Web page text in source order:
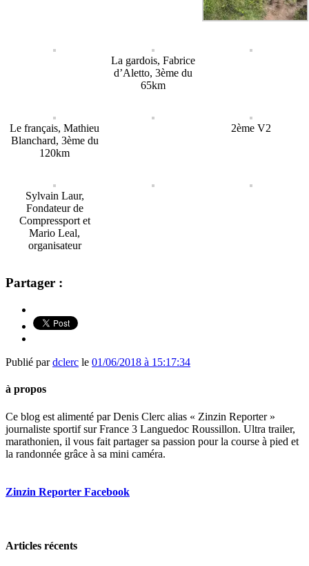
La gardois, Fabrice
d’Aletto, 3ème du
65km
Le français, Mathieu
Blanchard, 3ème du
120km
2ème V2
Sylvain Laur,
Fondateur de
Compressport et
Mario Leal,
organisateur
Partager :
Publié pardclerc le 01/06/2018 à 15:17:34
à propos
Ce blog est alimenté par Denis Clerc alias « Zinzin Reporter »
journaliste sportif sur France 3 Languedoc Roussillon. Ultra trailer,
marathonien, il vous fait partager sa passion pour la course à pied et
la randonnée grâce à sa mini caméra.
Zinzin Reporter Facebook
Articles récents